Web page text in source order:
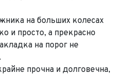
на больших колесах
и просто, а прекрасно
на порог не
прочна и долговечна,